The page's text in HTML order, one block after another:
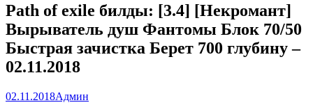
Path of exile билды: [3.4] [Некромант]
Вырыватель душ Фантомы Блок 70/50
Быстрая зачистка Берет 700 глубину –
02.11.2018
02.11.2018Админ